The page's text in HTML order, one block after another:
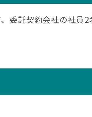
委託契約会社の社員